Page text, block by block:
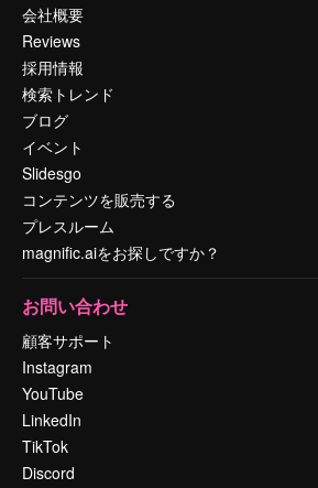
会社概要
Reviews
採用情報
検索トレンド
ブログ
イベント
Slidesgo
コンテンツを販売する
プレスルーム
magnific.aiをお探しですか？
お問い合わせ
顧客サポート
Instagram
YouTube
LinkedIn
TikTok
Discord